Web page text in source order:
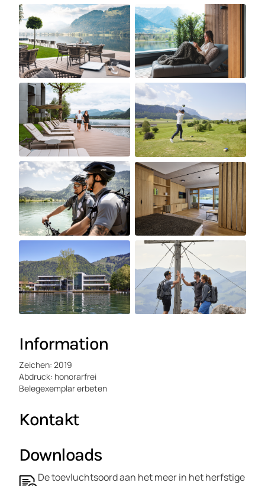
Information
Zeichen: 2019
Abdruck: honorarfrei
Belegexemplar erbeten
Kontakt
Downloads
De toevluchtsoord aan het meer in het herfstige